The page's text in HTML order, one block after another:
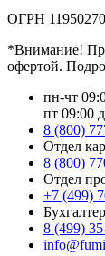
ОГРН
*Внимание!
офертой.
пн-чт
пт 09:00
8 (800)
Отдел
8 (800)
Отдел
+7 (499)
8 (499)